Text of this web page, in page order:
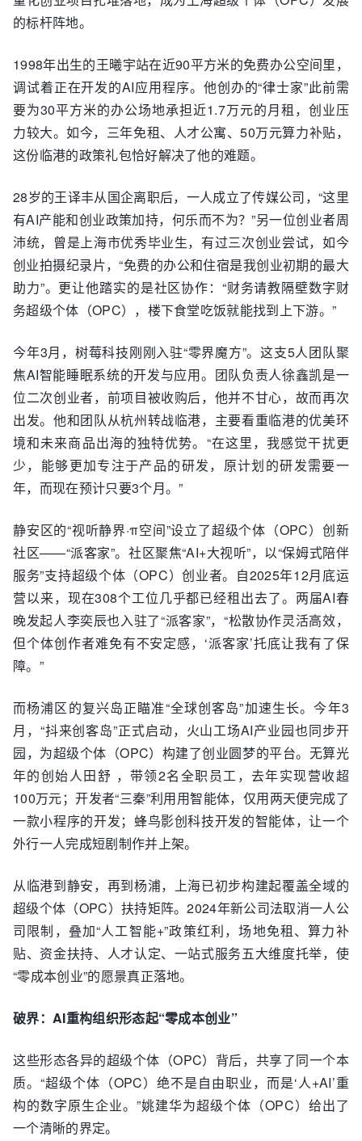
的标杆阵地。
1998年出生的王曦宇站在近90平方米的免费办公空间里，
调试着正在开发的AI应用程序。他创办的“律士家”此前需
要为30平方米的办公场地承担近1.7万元的月租，创业压
力较大。如今，三年免租、人才公寓、50万元算力补贴，
这份临港的政策礼包恰好解决了他的难题。
28岁的王译丰从国企离职后，一人成立了传媒公司，“这里
有AI产能和创业政策加持，何乐而不为？”另一位创业者周
沛统，曾是上海市优秀毕业生，有过三次创业尝试，如今
创业拍摄纪录片，“免费的办公和住宿是我创业初期的最大
助力”。更让他踏实的是社区协作：“财务请教隔壁数字财
务超级个体（OPC），楼下食堂吃饭就能找到上下游。”
今年3月，树莓科技刚刚入驻“零界魔方”。这支5人团队聚
焦AI智能睡眠系统的开发与应用。团队负责人徐鑫凯是一
位二次创业者，前项目被收购后，他并不甘心，故而再次
出发。他和团队从杭州转战临港，主要看重临港的优美环
境和未来商品出海的独特优势。“在这里，我感觉干扰更
少，能够更加专注于产品的研发，原计划的研发需要一
年，而现在预计只要3个月。”
静安区的“视听静界·π空间”设立了超级个体（OPC）创新
社区——“派客家”。社区聚焦“AI+大视听”，以“保姆式陪伴
服务”支持超级个体（OPC）创业者。自2025年12月底运
营以来，现在308个工位几乎都已经租出去了。两届AI春
晚发起人李奕辰也入驻了“派客家”，“松散协作灵活高效，
但个体创作者难免有不安定感，‘派客家’托底让我有了保
障。”
而杨浦区的复兴岛正瞄准“全球创客岛”加速生长。今年3
月，“抖来创客岛”正式启动，火山工场AI产业园也同步开
园，为超级个体（OPC）构建了创业圆梦的平台。无算光
年的创始人田舒 ，带领2名全职员工，去年实现营收超
100万元；开发者“三秦”利用用智能体，仅用两天便完成了
一款小程序的开发；蜂鸟影创科技开发的智能体，让一个
外行一人完成短剧制作并上架。
从临港到静安，再到杨浦，上海已初步构建起覆盖全域的
超级个体（OPC）扶持矩阵。2024年新公司法取消一人公
司限制，叠加“人工智能+”政策红利，场地免租、算力补
贴、资金扶持、人才认定、一站式服务五大维度托举，使
“零成本创业”的愿景真正落地。
破界：AI重构组织形态起“零成本创业”
这些形态各异的超级个体（OPC）背后，共享了同一个本
质。“超级个体（OPC）绝不是自由职业，而是‘人+AI’重
构的数字原生企业。”姚建华为超级个体（OPC）给出了
一个清晰的界定。